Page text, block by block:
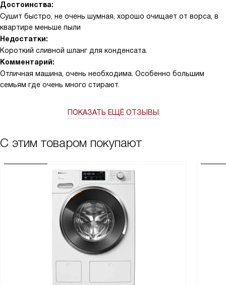
Достоинства:
Сушит быстро, не очень шумная, хорошо очищает от ворса, в
квартире меньше пыли
Недостатки:
Короткий сливной шланг для конденсата.
Комментарий:
Отличная машина, очень необходима. Особенно большим
семьям где очень много стирают.
ПОКАЗАТЬ ЕЩЁ ОТЗЫВЫ
С этим товаром покупают